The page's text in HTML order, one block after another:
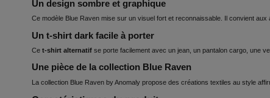
Un design sombre et graphique
Ce modèle Blue Raven mise sur un visuel fort et reconnaissable. Il convient
Un t-shirt dark facile à porter
Ce t-shirt alternatif se porte facilement avec un jean, un pantalon cargo, une
Une pièce de la collection Blue Raven
La collection Blue Raven by Anomaly propose des créations textiles au style